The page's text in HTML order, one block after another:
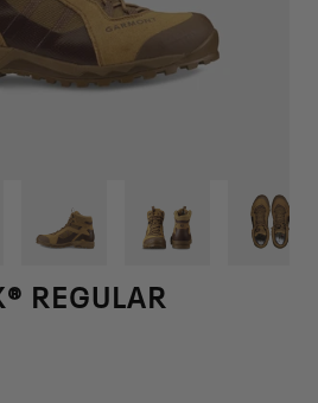
REGULAR